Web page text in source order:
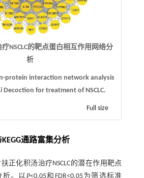
NSCLC的靶点蛋白相互作用网络分
析
protein interaction network analysis
Decoction for treatment of NSCLC.
Full size
通路富集分析
正化积汤治疗NSCLC的潜在作用靶点
析。以 P<0.05和FDR<0.05为筛选标准